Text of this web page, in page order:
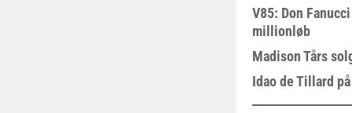
V85: Don
millionløb
Madison Tårs
Idao de Tillard